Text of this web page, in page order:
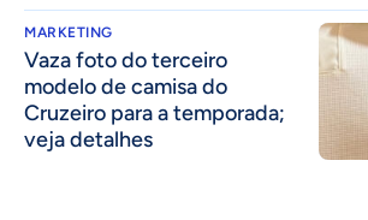
MARKETING
Vaza foto do terceiro
modelo de camisa do
Cruzeiro para a temporada;
veja detalhes